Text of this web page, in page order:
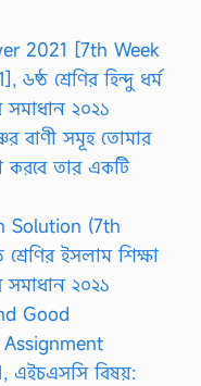
2021 [7th Week
শ্রেণির হিন্দু ধর্ম
সমাধান ২০২১
বাণী সমূহ তোমার
করবে তার একটি
Solution (7th
ইসলাম শিক্ষা
সমাধান ২০২১
Good
এইচএসসি বিষয়: